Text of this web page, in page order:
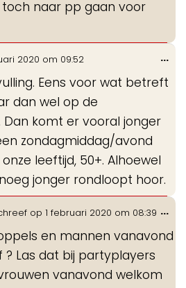
naar pp gaan voor
2020 om 09:52
Eens voor wat betreft
dan wel op de
komt er vooral jonger
zondagmiddag/avond
leeftijd, 50+. Alhoewel
jonger rondloopt hoor.
...
op 1 februari 2020 om 08:39
en mannen vanavond
? Las dat bij partyplayers
vanavond welkom
...